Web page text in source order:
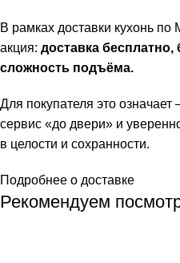
В рамках доставки кухонь по
акция: доставка бесплатно,
сложность подъёма.
Для покупателя это
сервис «до двери» и
в целости и сохранности.
Подробнее о доставке
Рекомендуем